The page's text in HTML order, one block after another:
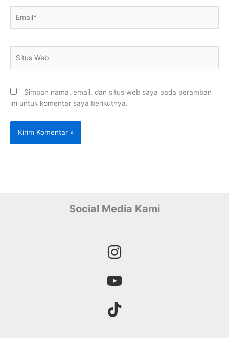
Web
Simpan nama, email, dan situs web saya pada peramban
ini untuk komentar saya berikutnya.
Social Media Kami